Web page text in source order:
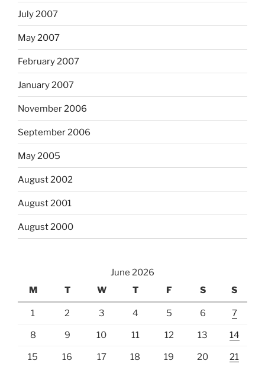
July 2007
May 2007
February 2007
January 2007
November 2006
September 2006
May 2005
August 2002
August 2001
August 2000
June 2026
M
T W T F S S
1 2 3 4 5 6 7
8 9 10 11 12 13 14
15 16 17 18 19 20 21